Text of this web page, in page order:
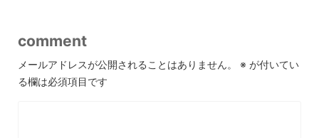
comment
メールアドレスが公開されることはありません。 ※ が付いてい
る欄は必須項目です